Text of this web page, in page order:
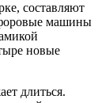
составляют
машины
новые
длиться.